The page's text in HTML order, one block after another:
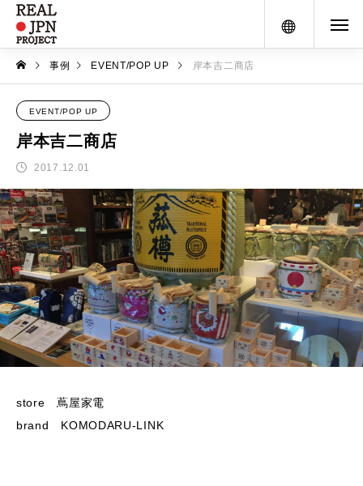
メニュー
事例 EVENT/POP UP 岸本吉二商店
EVENT/POP UP
岸本吉二商店
2017.12.01
store 蔦屋家電
brand KOMODARU-LINK